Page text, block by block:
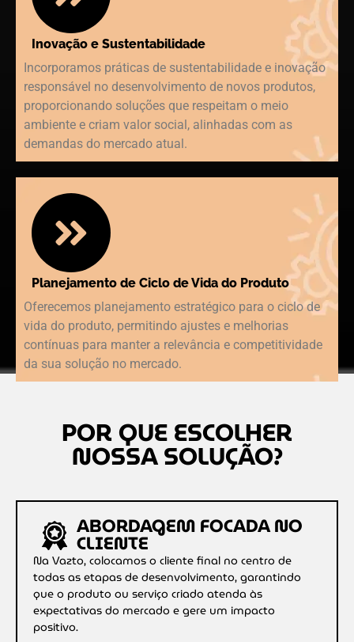
Inovação e Sustentabilidade
Incorporamos práticas de sustentabilidade e inovação
responsável no desenvolvimento de novos produtos,
proporcionando soluções que respeitam o meio
ambiente e criam valor social, alinhadas com as
demandas do mercado atual.
Planejamento de Ciclo de Vida do Produto
Oferecemos planejamento estratégico para o ciclo de
vida do produto, permitindo ajustes e melhorias
contínuas para manter a relevância e competitividade
da sua solução no mercado.
POR QUE ESCOLHER
NOSSA SOLUÇÃO?
ABORDAGEM FOCADA NO
CLIENTE
Na Vazto, colocamos o cliente final no centro de
todas as etapas de desenvolvimento, garantindo
que o produto ou serviço criado atenda às
expectativas do mercado e gere um impacto
positivo.